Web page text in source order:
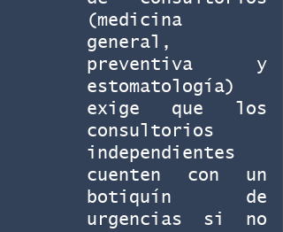
(medicina
general,
preventiva y
estomatología)
exige que los
consultorios
independientes
cuenten con un
botiquín de
urgencias si no